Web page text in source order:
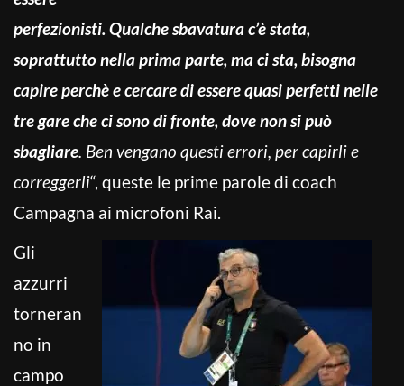
perfezionisti. Qualche sbavatura c’è stata,
soprattutto nella prima parte, ma ci sta, bisogna
capire perchè e cercare di essere quasi perfetti nelle
tre gare che ci sono di fronte, dove non si può
sbagliare. Ben vengano questi errori, per capirli e
correggerli“, queste le prime parole di coach
Campagna ai microfoni Rai.
Gli
azzurri
torneran
no in
campo